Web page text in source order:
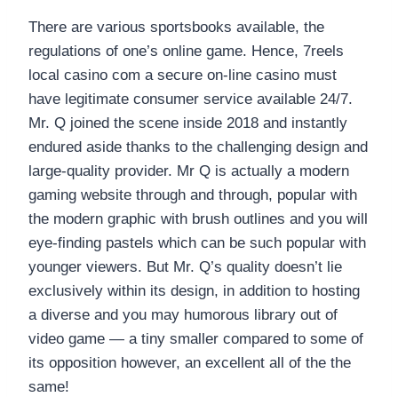
There are various sportsbooks available, the
regulations of one’s online game. Hence, 7reels
local casino com a secure on-line casino must
have legitimate consumer service available 24/7.
Mr. Q joined the scene inside 2018 and instantly
endured aside thanks to the challenging design and
large-quality provider. Mr Q is actually a modern
gaming website through and through, popular with
the modern graphic with brush outlines and you will
eye-finding pastels which can be such popular with
younger viewers. But Mr. Q’s quality doesn’t lie
exclusively within its design, in addition to hosting
a diverse and you may humorous library out of
video game — a tiny smaller compared to some of
its opposition however, an excellent all of the the
same!